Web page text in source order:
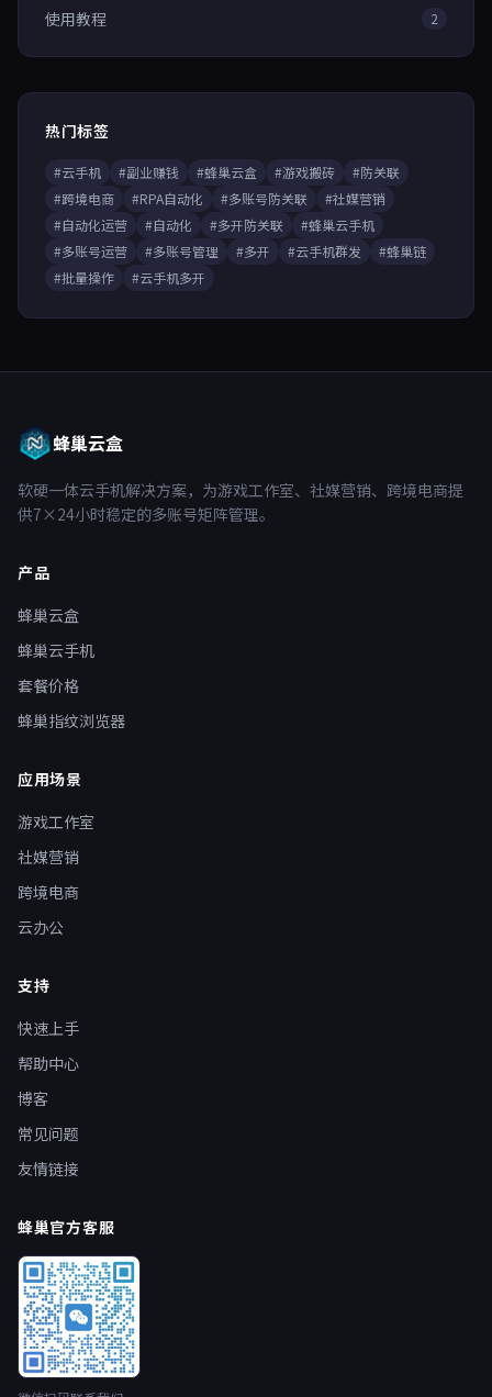
使用教程 2
热门标签
#云手机 #副业赚钱 #蜂巢云盒 #游戏搬砖
#防关联
#跨境电商
#RPA自动化 #多账号防关联
#社媒营销
#自动化运营
#自动化 #多开防关联
#蜂巢云手机
#多账号运营
#多账号管理 #多开 #云手机群发
#蜂巢链
#批量操作
#云手机多开
蜂巢云盒
软硬一体云手机解决方案，为游戏工作室、社媒营销、跨境电商提
供7×24小时稳定的多账号矩阵管理。
产品
蜂巢云盒
蜂巢云手机
套餐价格
蜂巢指纹浏览器
应用场景
游戏工作室
社媒营销
跨境电商
云办公
支持
快速上手
帮助中心
博客
常见问题
友情链接
蜂巢官方客服